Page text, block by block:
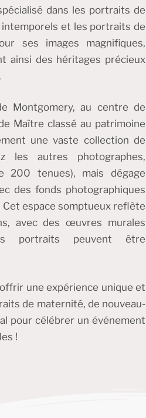
dans les portraits de
et les portraits de
ses images magnifiques,
ainsi des héritages précieux
Montgomery, au centre de
Maître classé au patrimoine
une vaste collection de
les autres photographes,
200 tenues), mais dégage
des fonds photographiques
Cet espace somptueux reflète
avec des œuvres murales
portraits peuvent être
une expérience unique et
de maternité, de nouveau-
pour célébrer un événement
!